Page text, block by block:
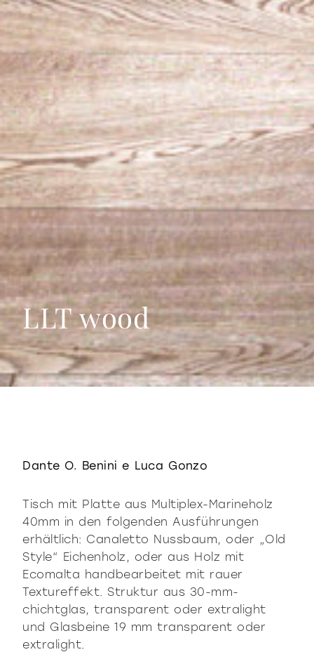
LLT wood
LLT wood
Dante O. Benini e Luca Gonzo
Tisch mit Platte aus Multiplex-Marineholz
40mm in den folgenden Ausführungen
erhältlich: Canaletto Nussbaum, oder „Old
Style“ Eichenholz, oder aus Holz mit
Ecomalta handbearbeitet mit rauer
Textureffekt. Struktur aus 30-mm-
chichtglas, transparent oder extralight
und Glasbeine 19 mm transparent oder
extralight.